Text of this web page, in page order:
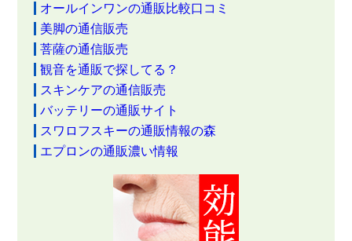
オールインワンの通販比較口コミ
美脚の通信販売
菩薩の通信販売
観音を通販で探してる？
スキンケアの通信販売
バッテリーの通販サイト
スワロフスキーの通販情報の森
エプロンの通販濃い情報